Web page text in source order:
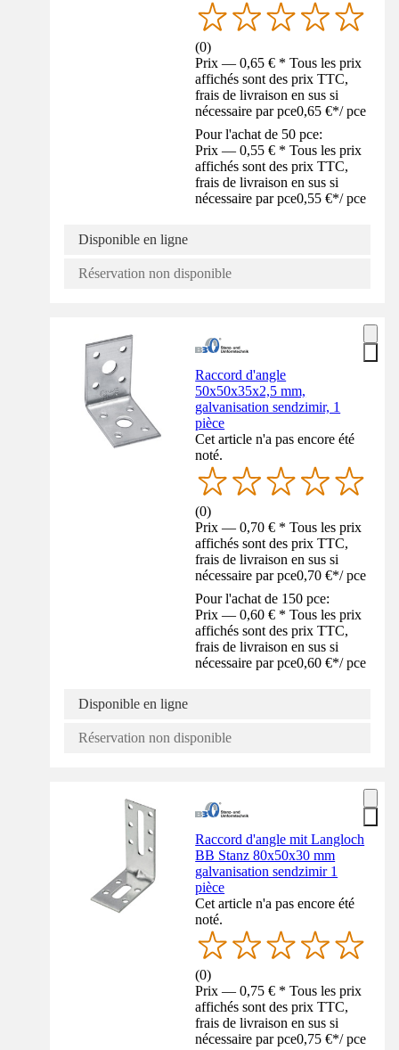
(0)
Prix — 0,65 € * Tous les prix
affichés sont des prix TTC,
frais de livraison en sus si
nécessaire par pce0,65 €*/ pce
Pour l'achat de 50 pce:
Prix — 0,55 € * Tous les prix
affichés sont des prix TTC,
frais de livraison en sus si
nécessaire par pce0,55 €*/ pce
Disponible en ligne
Réservation non disponible
Raccord d'angle
50x50x35x2,5 mm,
galvanisation sendzimir, 1
pièce
Cet article n'a pas encore été
noté.
(0)
Prix — 0,70 € * Tous les prix
affichés sont des prix TTC,
frais de livraison en sus si
nécessaire par pce0,70 €*/ pce
Pour l'achat de 150 pce:
Prix — 0,60 € * Tous les prix
affichés sont des prix TTC,
frais de livraison en sus si
nécessaire par pce0,60 €*/ pce
Disponible en ligne
Réservation non disponible
Raccord d'angle mit Langloch
BB Stanz 80x50x30 mm
galvanisation sendzimir 1
pièce
Cet article n'a pas encore été
noté.
(0)
Prix — 0,75 € * Tous les prix
affichés sont des prix TTC,
frais de livraison en sus si
nécessaire par pce0,75 €*/ pce